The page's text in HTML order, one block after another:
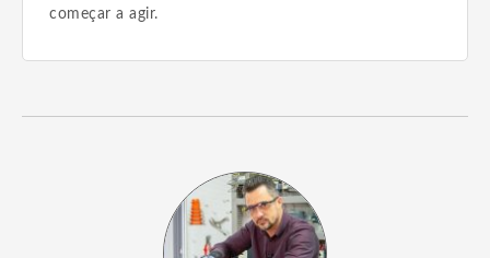
começar a agir.